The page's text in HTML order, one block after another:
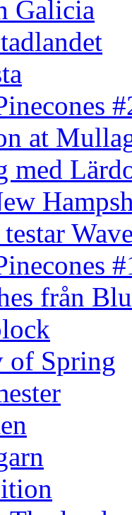
Galicia
at
med
från
of Spring